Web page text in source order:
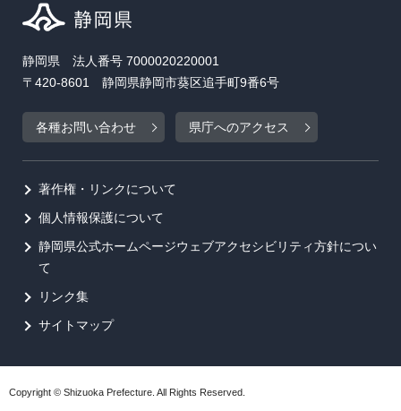
静岡県 法人番号 7000020220001
〒420-8601 静岡県静岡市葵区追手町9番6号
各種お問い合わせ 県庁へのアクセス
著作権・リンクについて
個人情報保護について
静岡県公式ホームページウェブアクセシビリティ方針につい
て
リンク集
サイトマップ
Copyright © Shizuoka Prefecture. All Rights Reserved.